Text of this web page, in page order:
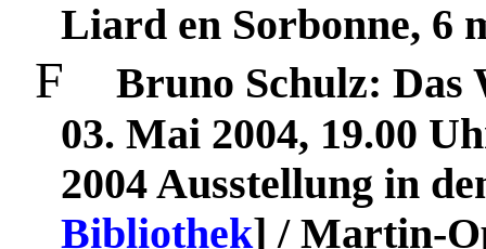
Liard en Sorbonne, 6
F
Bruno Schulz: Das
03. Mai 2004, 19.00
2004 Ausstellung in
Bibliothek] / Martin-